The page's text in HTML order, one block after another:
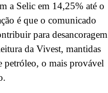
a Selic em 14,25% até o
é que o comunicado
para desancoragem
da Vivest, mantidas
petróleo, o mais provável